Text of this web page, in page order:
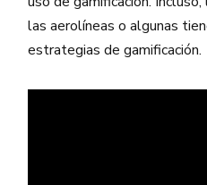
las aerolíneas o algunas
estrategias de gamificación.